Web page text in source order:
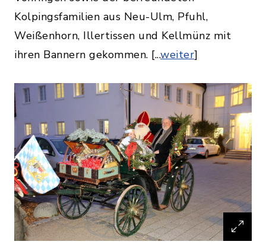
Kolpingsfamilien aus Neu-Ulm, Pfuhl,
Weißenhorn, Illertissen und Kellmünz mit
ihren Bannern gekommen. [...weiter]